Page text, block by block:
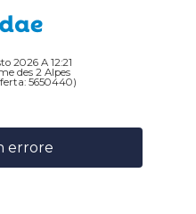
2026 A 12:21
des 2 Alpes
5650440)
errore